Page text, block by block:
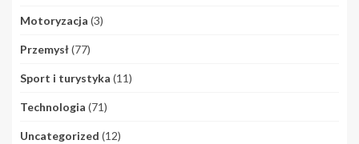
Motoryzacja (3)
Przemysł(77)
Sport i turystyka (11)
Technologia (71)
Uncategorized (12)